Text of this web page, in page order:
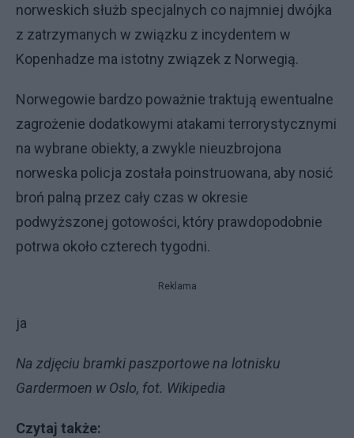
norweskich służb specjalnych co najmniej dwójka
z zatrzymanych w związku z incydentem w
Kopenhadze ma istotny związek z Norwegią.
Norwegowie bardzo poważnie traktują ewentualne
zagrożenie dodatkowymi atakami terrorystycznymi
na wybrane obiekty, a zwykle nieuzbrojona
norweska policja została poinstruowana, aby nosić
broń palną przez cały czas w okresie
podwyższonej gotowości, który prawdopodobnie
potrwa około czterech tygodni.
Reklama
ja
Na zdjęciu bramki paszportowe na lotnisku
Gardermoen w Oslo, fot. Wikipedia
Czytaj także: